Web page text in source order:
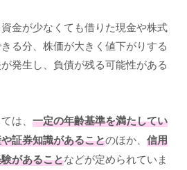
金が少なくても借りた現金や株式
る分、株価が大きく値下がりする
発生し、負債が残る可能性がある
は、 一定の年齢基準を満たしてい
証券知識があることのほか、 信用
があることなどが定められていま